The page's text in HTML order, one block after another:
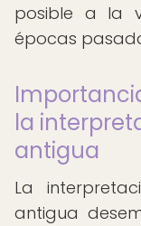
posible a la
épocas
la
antigua
La
antigua